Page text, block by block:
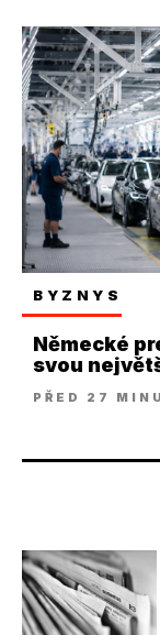
BYZNYS
Německé
svou
PŘED 27